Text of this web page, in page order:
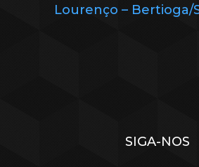
Lourenço – Bertioga/
SIGA-NOS